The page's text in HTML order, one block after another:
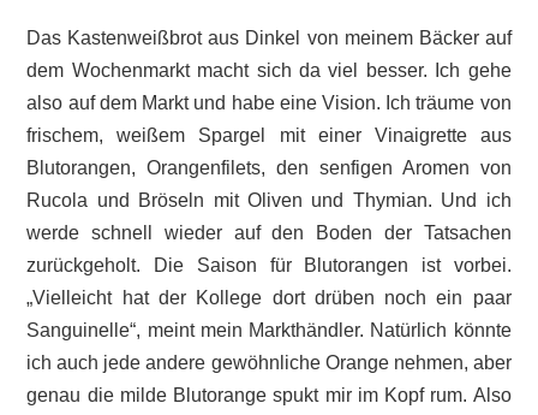
Das Kastenweißbrot aus Dinkel von meinem Bäcker auf
dem Wochenmarkt macht sich da viel besser. Ich gehe
also auf dem Markt und habe eine Vision. Ich träume von
frischem, weißem Spargel mit einer Vinaigrette aus
Blutorangen, Orangenfilets, den senfigen Aromen von
Rucola und Bröseln mit Oliven und Thymian. Und ich
werde schnell wieder auf den Boden der Tatsachen
zurückgeholt. Die Saison für Blutorangen ist vorbei.
„Vielleicht hat der Kollege dort drüben noch ein paar
Sanguinelle“, meint mein Markthändler. Natürlich könnte
ich auch jede andere gewöhnliche Orange nehmen, aber
genau die milde Blutorange spukt mir im Kopf rum. Also